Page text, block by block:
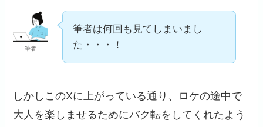
筆者
筆者は何回も見てしまいまし
た・・・！
しかしこのXに上がっている通り、ロケの途中で
大人を楽しませるためにバク転をしてくれたよう